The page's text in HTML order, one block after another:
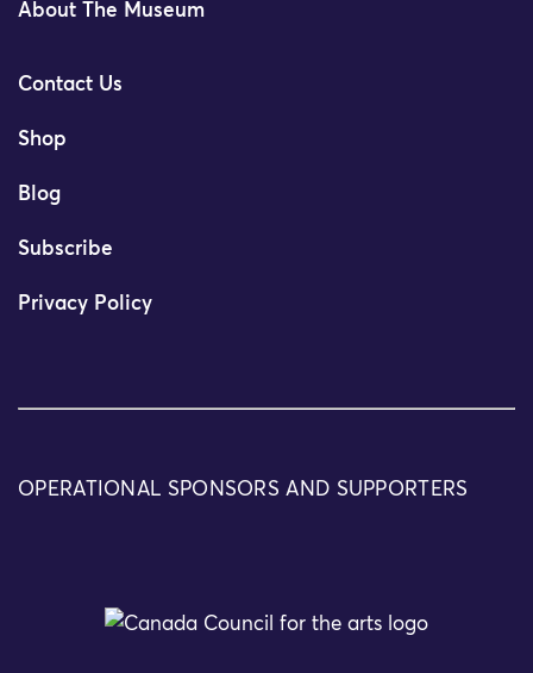
About The Museum
Contact Us
Shop
Blog
Subscribe
Privacy Policy
OPERATIONAL SPONSORS AND SUPPORTERS